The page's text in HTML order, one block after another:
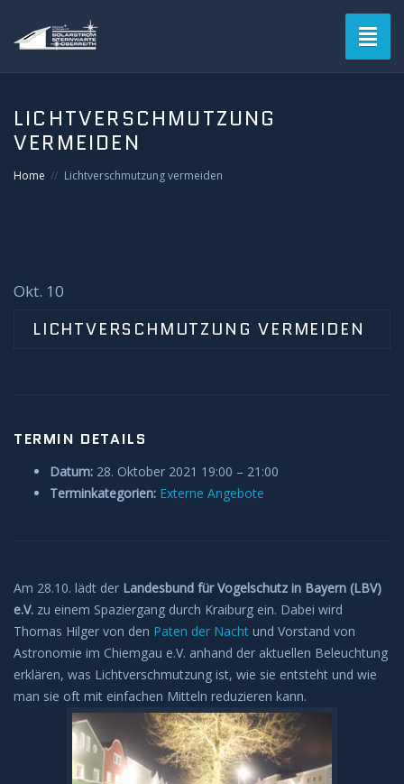
LICHTVERSCHMUTZUNG
VERMEIDEN
Home Lichtverschmutzung vermeiden
Okt. 10
LICHTVERSCHMUTZUNG VERMEIDEN
TERMIN DETAILS
Datum: 28. Oktober 2021 19:00 – 21:00
Terminkategorien: Externe Angebote
Am 28.10. lädt der Landesbund für Vogelschutz in Bayern (LBV)
e.V. zu einem Spaziergang durch Kraiburg ein. Dabei wird
Thomas Hilger von den Paten der Nacht und Vorstand von
Astronomie im Chiemgau e.V. anhand der aktuellen Beleuchtung
erklären, was Lichtverschmutzung ist, wie sie entsteht und wie
man sie oft mit einfachen Mitteln reduzieren kann.